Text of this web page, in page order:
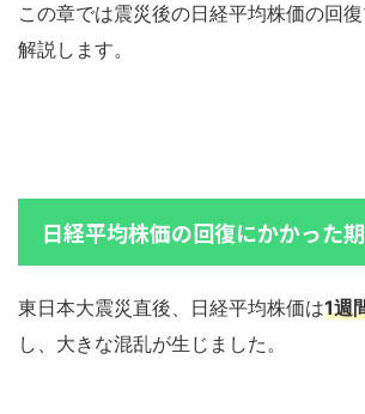
この章では震災後の日経平均株価の回
解説します。
日経平均株価の回復にかかった
東日本大震災直後、日経平均株価は1週
し、大きな混乱が生じました。